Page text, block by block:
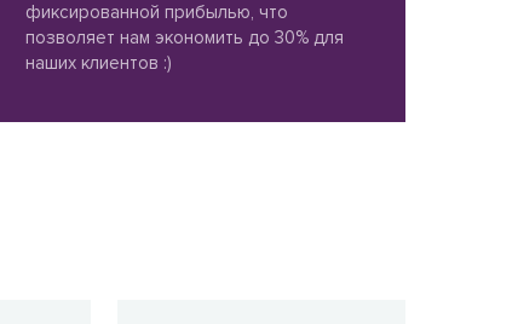
фиксированной прибылью, что
позволяет нам экономить до 30% для
наших клиентов :)